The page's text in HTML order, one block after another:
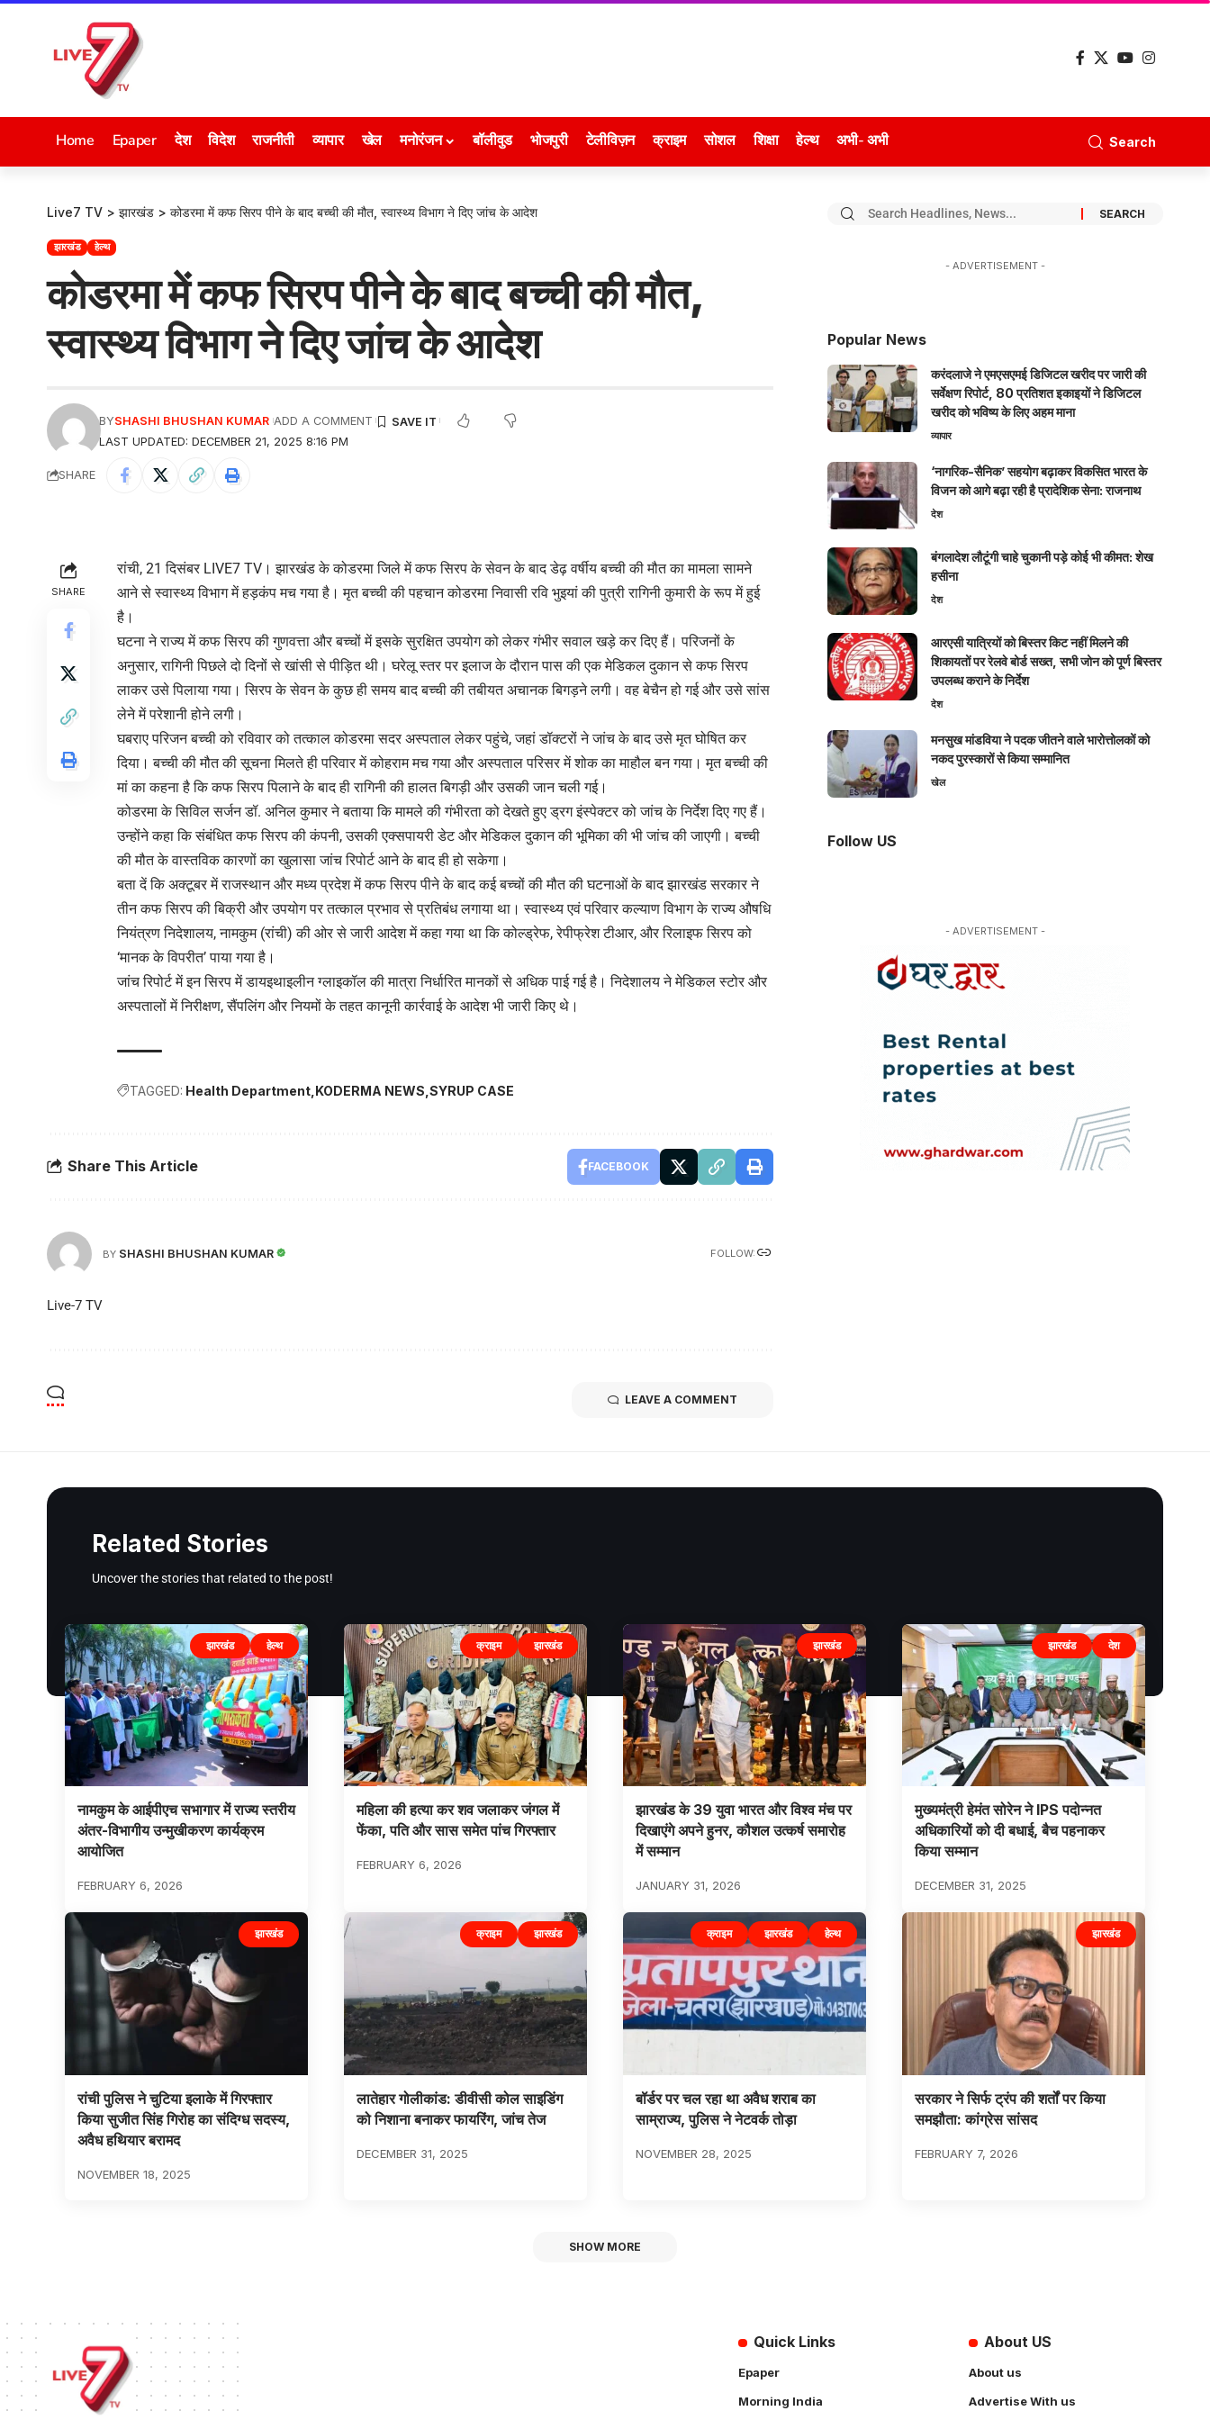
Home Epaper देश विदेश राजनीती व्यापार खेल मनोरंजन बॉलीवुड भोजपुरी टेलीविज़न क्राइम सोशल शिक्षा हेल्थ अभी- अभी Search
Live7 TV > झारखंड > कोडरमा में कफ सिरप पीने के बाद बच्ची की मौत, स्वास्थ्य विभाग ने दिए जांच के आदेश
झारखंड हेल्थ
कोडरमा में कफ सिरप पीने के बाद बच्ची की मौत,
स्वास्थ्य विभाग ने दिए जांच के आदेश
LAST UPDATED: DECEMBER 21, 2025 8:16 PM
BYSHASHI BHUSHAN KUMAR ADD A COMMENT
SHARE
SHARE
रांची, 21 दिसंबर LIVE7 TV। झारखंड के कोडरमा जिले में कफ सिरप के सेवन के बाद डेढ़ वर्षीय बच्ची की मौत का मामला सामने
आने से स्वास्थ्य विभाग में हड़कंप मच गया है। मृत बच्ची की पहचान कोडरमा निवासी रवि भुइयां की पुत्री रागिनी कुमारी के रूप में हुई
है।
घटना ने राज्य में कफ सिरप की गुणवत्ता और बच्चों में इसके सुरक्षित उपयोग को लेकर गंभीर सवाल खड़े कर दिए हैं। परिजनों के
अनुसार, रागिनी पिछले दो दिनों से खांसी से पीड़ित थी। घरेलू स्तर पर इलाज के दौरान पास की एक मेडिकल दुकान से कफ सिरप
लाकर उसे पिलाया गया। सिरप के सेवन के कुछ ही समय बाद बच्ची की तबीयत अचानक बिगड़ने लगी। वह बेचैन हो गई और उसे सांस
लेने में परेशानी होने लगी।
घबराए परिजन बच्ची को रविवार को तत्काल कोडरमा सदर अस्पताल लेकर पहुंचे, जहां डॉक्टरों ने जांच के बाद उसे मृत घोषित कर
दिया। बच्ची की मौत की सूचना मिलते ही परिवार में कोहराम मच गया और अस्पताल परिसर में शोक का माहौल बन गया। मृत बच्ची की
मां का कहना है कि कफ सिरप पिलाने के बाद ही रागिनी की हालत बिगड़ी और उसकी जान चली गई।
कोडरमा के सिविल सर्जन डॉ. अनिल कुमार ने बताया कि मामले की गंभीरता को देखते हुए ड्रग इंस्पेक्टर को जांच के निर्देश दिए गए हैं।
उन्होंने कहा कि संबंधित कफ सिरप की कंपनी, उसकी एक्सपायरी डेट और मेडिकल दुकान की भूमिका की भी जांच की जाएगी। बच्ची
की मौत के वास्तविक कारणों का खुलासा जांच रिपोर्ट आने के बाद ही हो सकेगा।
बता दें कि अक्टूबर में राजस्थान और मध्य प्रदेश में कफ सिरप पीने के बाद कई बच्चों की मौत की घटनाओं के बाद झारखंड सरकार ने
तीन कफ सिरप की बिक्री और उपयोग पर तत्काल प्रभाव से प्रतिबंध लगाया था। स्वास्थ्य एवं परिवार कल्याण विभाग के राज्य औषधि
नियंत्रण निदेशालय, नामकुम (रांची) की ओर से जारी आदेश में कहा गया था कि कोल्ड्रेफ, रेपीफ्रेश टीआर, और रिलाइफ सिरप को
‘मानक के विपरीत’ पाया गया है।
जांच रिपोर्ट में इन सिरप में डायइथाइलीन ग्लाइकॉल की मात्रा निर्धारित मानकों से अधिक पाई गई है। निदेशालय ने मेडिकल स्टोर और
अस्पतालों में निरीक्षण, सैंपलिंग और नियमों के तहत कानूनी कार्रवाई के आदेश भी जारी किए थे।
TAGGED: Health Department KODERMA NEWS SYRUP CASE
Share This Article FACEBOOK
BY SHASHI BHUSHAN KUMAR FOLLOW:
Live-7 TV
LEAVE A COMMENT
- ADVERTISEMENT -
Popular News
करंदलाजे ने एमएसएमई डिजिटल खरीद पर जारी की
सर्वेक्षण रिपोर्ट, 80 प्रतिशत इकाइयों ने डिजिटल
खरीद को भविष्य के लिए अहम माना
व्यापार
‘नागरिक-सैनिक’ सहयोग बढ़ाकर विकसित भारत के
विजन को आगे बढ़ा रही है प्रादेशिक सेना: राजनाथ
देश
बंगलादेश लौटूंगी चाहे चुकानी पड़े कोई भी कीमत: शेख
हसीना
देश
आरएसी यात्रियों को बिस्तर किट नहीं मिलने की
शिकायतों पर रेलवे बोर्ड सख्त, सभी जोन को पूर्ण बिस्तर
उपलब्ध कराने के निर्देश
देश
मनसुख मांडविया ने पदक जीतने वाले भारोत्तोलकों को
नकद पुरस्कारों से किया सम्मानित
खेल
Follow US
- ADVERTISEMENT -
Related Stories
Uncover the stories that related to the post!
झारखंड हेल्थ
नामकुम के आईपीएच सभागार में राज्य स्तरीय
अंतर-विभागीय उन्मुखीकरण कार्यक्रम
आयोजित
FEBRUARY 6, 2026
क्राइम झारखंड
महिला की हत्या कर शव जलाकर जंगल में
फेंका, पति और सास समेत पांच गिरफ्तार
FEBRUARY 6, 2026
झारखंड
झारखंड के 39 युवा भारत और विश्व मंच पर
दिखाएंगे अपने हुनर, कौशल उत्कर्ष समारोह
में सम्मान
JANUARY 31, 2026
झारखंड देश
मुख्यमंत्री हेमंत सोरेन ने IPS पदोन्नत
अधिकारियों को दी बधाई, बैच पहनाकर
किया सम्मान
DECEMBER 31, 2025
झारखंड
रांची पुलिस ने चुटिया इलाके में गिरफ्तार
किया सुजीत सिंह गिरोह का संदिग्ध सदस्य,
अवैध हथियार बरामद
NOVEMBER 18, 2025
क्राइम झारखंड
लातेहार गोलीकांड: डीवीसी कोल साइडिंग
को निशाना बनाकर फायरिंग, जांच तेज
DECEMBER 31, 2025
क्राइम झारखंड हेल्थ
बॉर्डर पर चल रहा था अवैध शराब का
साम्राज्य, पुलिस ने नेटवर्क तोड़ा
NOVEMBER 28, 2025
झारखंड
सरकार ने सिर्फ ट्रंप की शर्तों पर किया
समझौता: कांग्रेस सांसद
FEBRUARY 7, 2026
SHOW MORE
Quick Links
Epaper
Morning India
About US
About us
Advertise With us